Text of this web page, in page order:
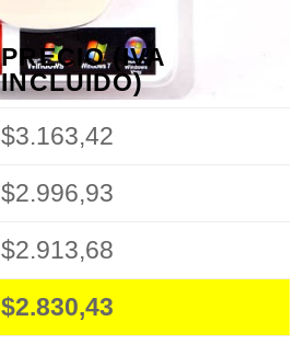
PRECIO (IVA
INCLUIDO)
$3.163,42
$2.996,93
$2.913,68
$2.830,43